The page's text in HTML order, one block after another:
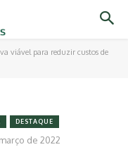
viável para reduzir custos de
DESTAQUE
de 2022